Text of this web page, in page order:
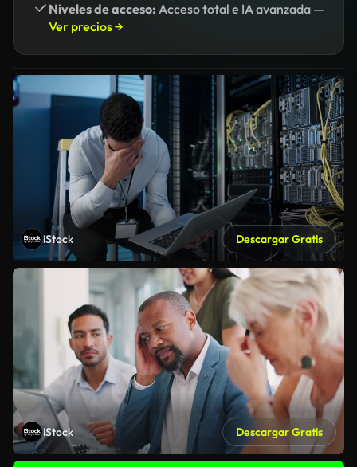
Niveles de acceso: Acceso total e IA avanzada —
Ver precios →
iStock Descargar Gratis
iStock Descargar Gratis